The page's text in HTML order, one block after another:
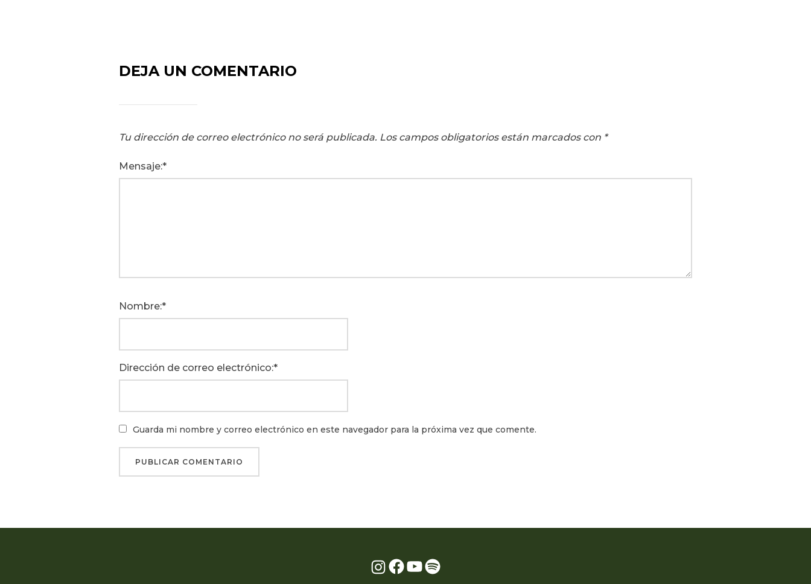
DEJA UN COMENTARIO
Tu dirección de correo electrónico no será publicada. Los campos obligatorios están marcados con *
Mensaje:
Nombre:
Dirección de correo electrónico:
Guarda mi nombre y correo electrónico en este navegador para la próxima vez que comente.
Instagram Facebook YouTube Spotify